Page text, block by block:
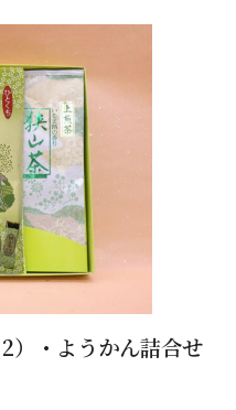
）・ようかん詰合せ